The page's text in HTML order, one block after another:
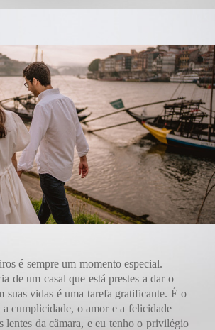
é sempre um momento especial.
de um casal que está prestes a dar o
suas vidas é uma tarefa gratificante. É o
a cumplicidade, o amor e a felicidade
lentes da câmara, e eu tenho o privilégio